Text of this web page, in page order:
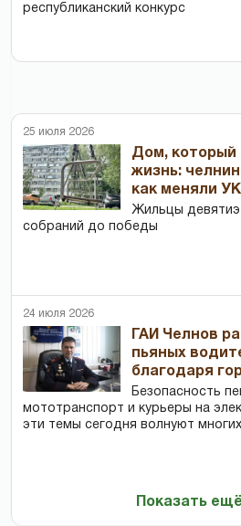
республиканский конкурс
25 июля 2026
Дом, который
жизнь:
как меняли УК
Жильцы
собраний до победы
24 июля 2026
ГАИ Челнов
пьяных
благодаря
Безопасность
мототранспорт и курьеры на
эти темы сегодня волнуют
Показать ещё